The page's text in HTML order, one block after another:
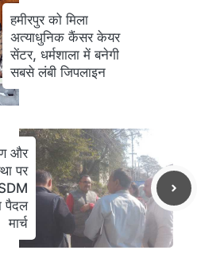
हमीरपुर को मिला
अत्याधुनिक कैंसर केयर
सेंटर, धर्मशाला में बनेगी
सबसे लंबी जिपलाइन
और
पर
पैदल
मार्च